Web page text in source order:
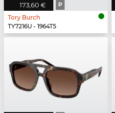
173,60 € P
Tory Burch
TY7216U - 1964T5